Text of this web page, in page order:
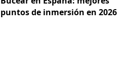
puntos de inmersión en 2026